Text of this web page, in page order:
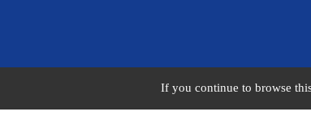
If you continue to browse